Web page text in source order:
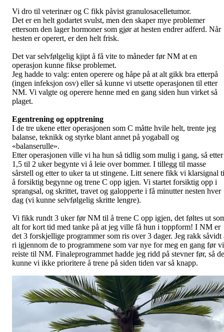
Vi dro til veterinær og C fikk påvist granulosacelletumor.
Det er en helt godartet svulst, men den skaper mye problemer
ettersom den lager hormoner som gjør at hesten endrer adferd. Når
hesten er operert, er den helt frisk.
Det var selvfølgelig kjipt å få vite to måneder før NM at en
operasjon kunne fikse problemet.
Jeg hadde to valg: enten operere og håpe på at alt gikk bra etterpå
(ingen infeksjon osv) eller så kunne vi utsette operasjonen til etter
NM. Vi valgte og operere henne med en gang siden hun virket så
plaget.
Egentrening og opptrening
I de tre ukene etter operasjonen som C måtte hvile helt, trente jeg
balanse, teknikk og styrke blant annet på yogaball og
«balanserulle».
Etter operasjonen ville vi ha hun så tidlig som mulig i gang, så etter
1,5 til 2 uker begynte vi å leie over bommer. I tillegg til masse
sårstell og etter to uker ta ut stingene. Litt senere fikk vi klarsignal
å forsiktig begynne og trene C opp igjen. Vi startet forsiktig opp i
sprangsal, og skrittet, travet og galopperte i få minutter nesten hver
dag (vi kunne selvfølgelig skritte lengre).
Vi fikk rundt 3 uker før NM til å trene C opp igjen, det føltes ut
alt for kort tid med tanke på at jeg ville få hun i toppform! I NM er
det 3 forskjellige programmer som ris over 3 dager. Jeg rakk såvidt
ri igjennom de to programmene som var nye for meg en gang før vi
reiste til NM. Finaleprogrammet hadde jeg ridd på stevner før, så
kunne vi ikke prioritere å trene på siden tiden var så knapp.